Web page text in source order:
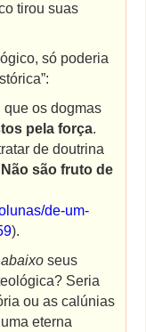
tirou suas
só poderia
que os dogmas
pela força.
de doutrina
Não são fruto de
de-um-
).
seus
Seria
ou as calúnias
eterna